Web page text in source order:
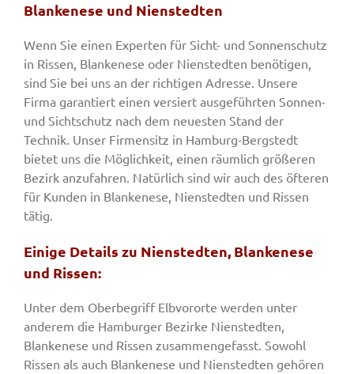
Blankenese und Nienstedten
Wenn Sie einen Experten für Sicht- und Sonnenschutz
in Rissen, Blankenese oder Nienstedten benötigen,
sind Sie bei uns an der richtigen Adresse. Unsere
Firma garantiert einen versiert ausgeführten Sonnen-
und Sichtschutz nach dem neuesten Stand der
Technik. Unser Firmensitz in Hamburg-Bergstedt
bietet uns die Möglichkeit, einen räumlich größeren
Bezirk anzufahren. Natürlich sind wir auch des öfteren
für Kunden in Blankenese, Nienstedten und Rissen
tätig.
Einige Details zu Nienstedten, Blankenese
und Rissen:
Unter dem Oberbegriff Elbvororte werden unter
anderem die Hamburger Bezirke Nienstedten,
Blankenese und Rissen zusammengefasst. Sowohl
Rissen als auch Blankenese und Nienstedten gehören